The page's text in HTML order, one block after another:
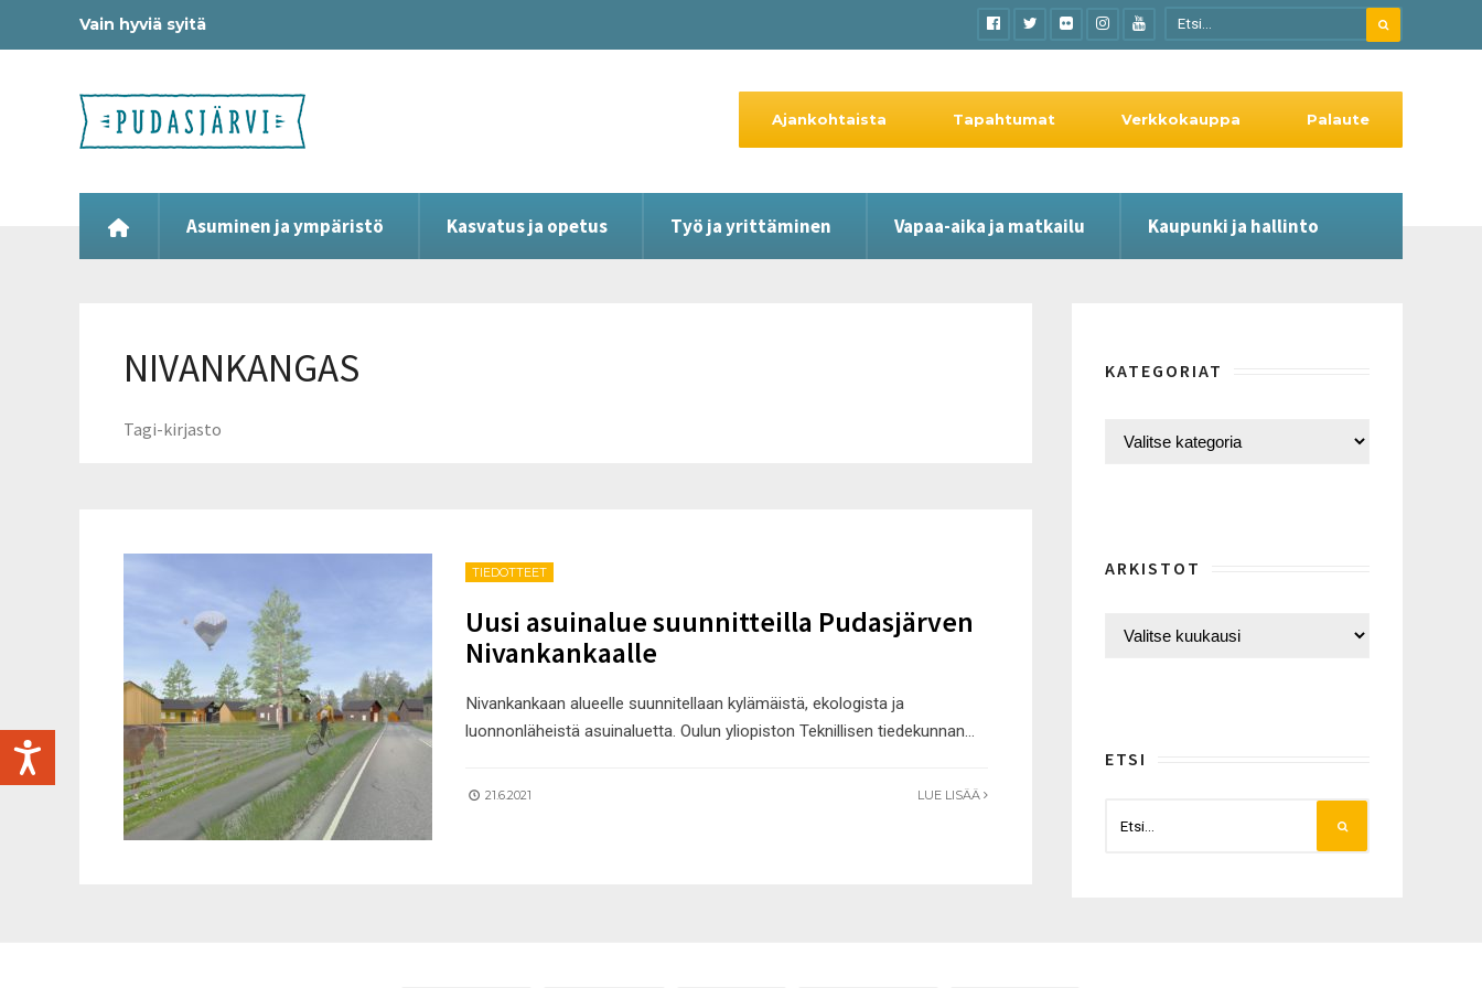
Vain hyviä syitä
Asuminen ja ympäristö Kasvatus ja opetus Työ ja yrittäminen Vapaa-aika ja matkailu Kaupunki ja hallinto
Ajankohtaista Tapahtumat Verkkokauppa Palaute
NIVANKANGAS
Tagi-kirjasto
TIEDOTTEET
Uusi asuinalue suunnitteilla Pudasjärven
Nivankankaalle
Nivankankaan alueelle suunnitellaan kylämäistä, ekologista ja
luonnonläheistä asuinaluetta. Oulun yliopiston Teknillisen tiedekunnan...
21.6.2021 LUE LISÄÄ
KATEGORIAT
ARKISTOT
ETSI